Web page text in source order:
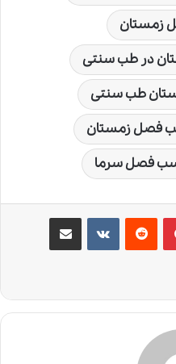
زمستان
در طب سنتی
طب سنتی
فصل زمستان
فصل سرما
‫رددیت ‫VKontakteاشتراک گذاری از طریق ایمیل